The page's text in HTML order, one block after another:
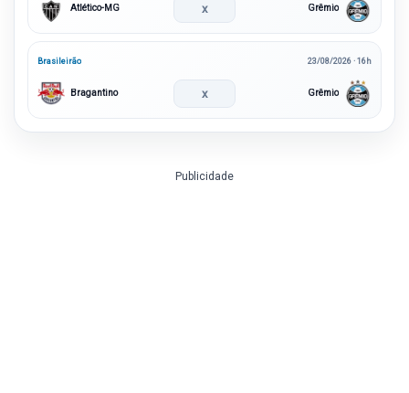
Atlético-MG x Grêmio
Brasileirão 23/08/2026 · 16h
Bragantino x Grêmio
Publicidade